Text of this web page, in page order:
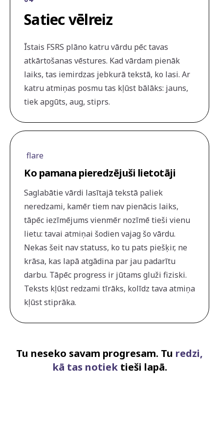
Satiec vēlreiz
Īstais FSRS plāno katru vārdu pēc tavas
atkārtošanas vēstures. Kad vārdam pienāk
laiks, tas iemirdzas jebkurā tekstā, ko lasi. Ar
katru atmiņas posmu tas kļūst bālāks: jauns,
tiek apgūts, aug, stiprs.
flare
Ko pamana pieredzējuši lietotāji
Saglabātie vārdi lasītajā tekstā paliek
neredzami, kamēr tiem nav pienācis laiks,
tāpēc iezīmējums vienmēr nozīmē tieši vienu
lietu: tavai atmiņai šodien vajag šo vārdu.
Nekas šeit nav statuss, ko tu pats piešķir, ne
krāsa, kas lapā atgādina par jau padarītu
darbu. Tāpēc progress ir jūtams gluži fiziski.
Teksts kļūst redzami tīrāks, kolīdz tava atmiņa
kļūst stiprāka.
Tu neseko savam progresam. Tu redzi,
kā tas notiektieši lapā.